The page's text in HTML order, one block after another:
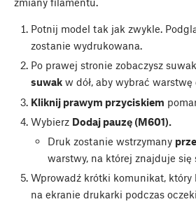
Potnij model tak jak zwykle.
zostanie wydrukowana.
Po prawej stronie zobaczysz
suwakw dół, aby wybrać warstwę
Kliknij prawym przyciskiem
Wybierz Dodaj pauzę (M601).
Druk zostanie wstrzymany
warstwy, na której znajduje się
Wprowadź krótki komunikat, który
na ekranie drukarki podczas